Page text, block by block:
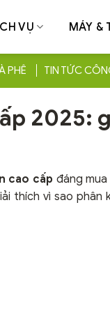
VỤ MÁY &
PHÊ TIN TỨC
2025:
cao cấp đáng
thích vì sao